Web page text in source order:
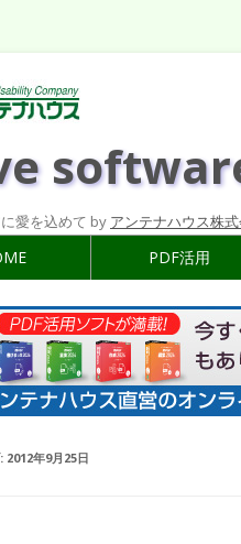
愛を込めて by アンテナハウス株
PDF活用
2012年9月25日